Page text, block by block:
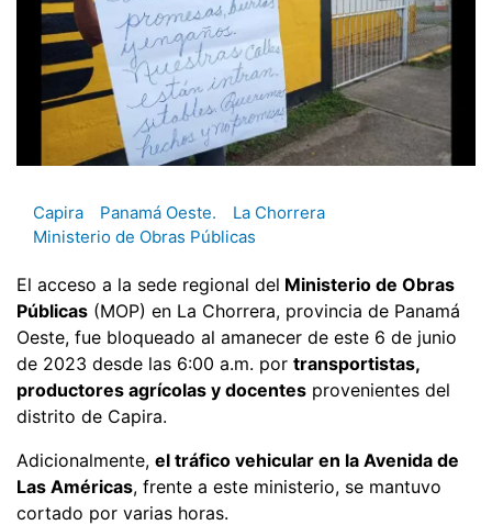
Capira Panamá Oeste.
La Chorrera
Ministerio de Obras Públicas
El acceso a la sede regional del Ministerio de Obras
Públicas (MOP) en La Chorrera, provincia de Panamá
Oeste, fue bloqueado al amanecer de este 6 de junio
de 2023 desde las 6:00 a.m. por transportistas,
productores agrícolas y docentes provenientes del
distrito de Capira.
Adicionalmente, el tráfico vehicular en la Avenida de
Las Américas, frente a este ministerio, se mantuvo
cortado por varias horas.